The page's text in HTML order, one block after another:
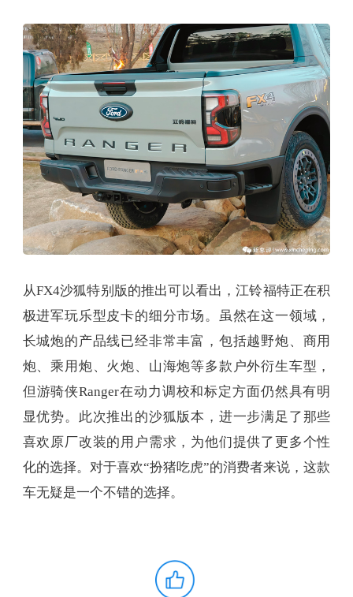
从FX4沙狐特别版的推出可以看出，江铃福特正在积
极进军玩乐型皮卡的细分市场。虽然在这一领域，
长城炮的产品线已经非常丰富，包括越野炮、商用
炮、乘用炮、火炮、山海炮等多款户外衍生车型，
但游骑侠Ranger在动力调校和标定方面仍然具有明
显优势。此次推出的沙狐版本，进一步满足了那些
喜欢原厂改装的用户需求，为他们提供了更多个性
化的选择。对于喜欢“扮猪吃虎”的消费者来说，这款
车无疑是一个不错的选择。